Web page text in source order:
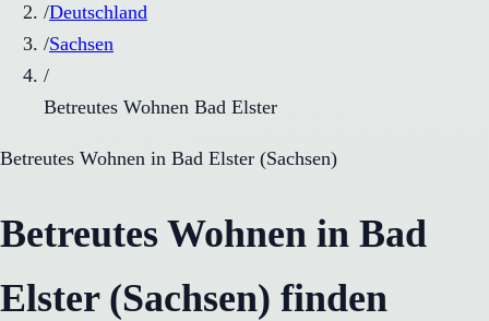
/Deutschland
/Sachsen
/
Betreutes Wohnen Bad Elster
Betreutes Wohnen in Bad Elster (Sachsen)
Betreutes Wohnen in Bad
Elster (Sachsen) finden